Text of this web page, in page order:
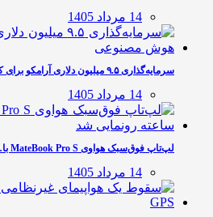
14 مرداد 1405
سرمایه‌گذاری ۹.۵ میلیون دلاری آرامکو برای کشت…
14 مرداد 1405
لپ‌تاپ فوق‌سبک هواوی MateBook Pro S با…
14 مرداد 1405